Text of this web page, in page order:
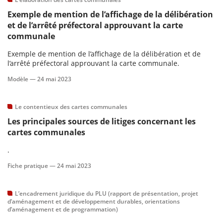
Exemple de mention de l’affichage de la délibération
et de l’arrêté préfectoral approuvant la carte
communale
Exemple de mention de l’affichage de la délibération et de
l’arrêté préfectoral approuvant la carte communale.
Modèle —24 mai 2023
Le contentieux des cartes communales
Les principales sources de litiges concernant les
cartes communales
.
Fiche pratique —24 mai 2023
L’encadrement juridique du PLU (rapport de présentation, projet
d’aménagement et de développement durables, orientations
d’aménagement et de programmation)